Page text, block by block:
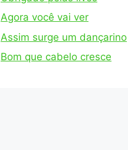
Agora você vai ver
Assim surge um dançarino
Bom que cabelo cresce